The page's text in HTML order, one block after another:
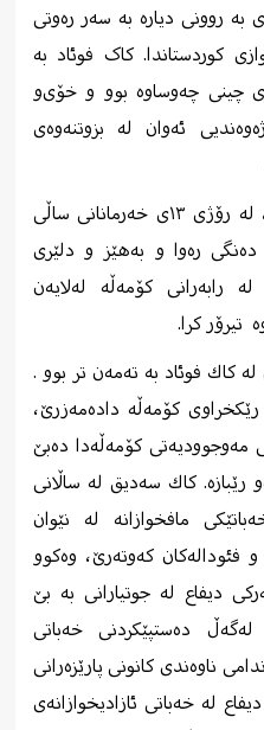
بە روونی دیارە بە سەر رەوتی
كوردستاندا. کاک فوئاد بە
چینی چەوساوە بوو ‌و خۆی‌و
ئەوان لە بزوتنەوەی
١٠ ساڵ دوای مەرگی کاک فوئاد، لە رۆژی ١٣ی خەرمانانی ساڵی
دەنگی رەوا و بەهێز و دلێری
رابەرانی كۆمەڵە لەلایەن
تیرۆر كرا.
كاك فوئاد به‌ ته‌مه‌ن تر بوو .
رێكخراوی كۆمه‌ڵه‌ داده‌مه‌زرێ،
كۆمه‌ڵه‌دا ده‌بێ
كاك سه‌دیق له‌ ساڵانی
خه‌باتێكی مافخوازانه‌ له‌ نێوان
و فئوداله‌كان كه‌وته‌رێ، وه‌كوو
دیفاع له‌ جوتیارانی بە بێ
ده‌ستپێكردنی خه‌باتی
ناوه‌ندی كانونی پارێزه‌رانی
له‌ خه‌باتی ئازادیخوازانه‌ی